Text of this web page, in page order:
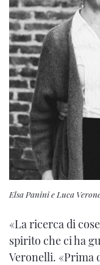
Elsa Panini e Luca
«La ricerca di
spirito che ci ha
Veronelli. «Prima